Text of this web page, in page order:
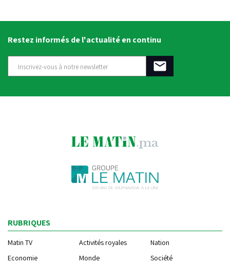
Restez informés de l'actualité en continu
RUBRIQUES
Matin TV Activités royales
Nation
Economie
Monde
Société